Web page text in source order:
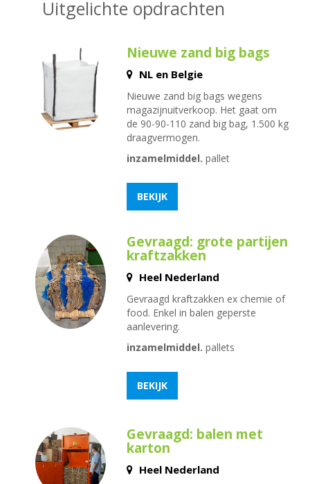
Uitgelichte opdrachten
Nieuwe zand big bags
NL en Belgie
Nieuwe zand big bags wegens
magazijnuitverkoop. Het gaat om
de 90-90-110 zand big bag, 1.500 kg
draagvermogen.
inzamelmiddel. pallet
BEKIJK
Gevraagd: grote partijen
kraftzakken
Heel Nederland
Gevraagd kraftzakken ex chemie of
food. Enkel in balen geperste
aanlevering.
inzamelmiddel. pallets
BEKIJK
Gevraagd: balen met
karton
Heel Nederland